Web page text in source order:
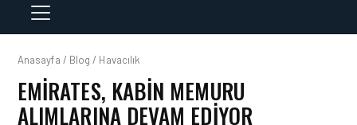
Anasayfa / Blog / Havacılık
EMIRATES, KABIN MEMURU
ALIMLARINA DEVAM EDIYOR